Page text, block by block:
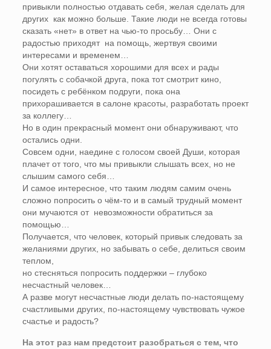
привыкли полностью отдавать себя, желая сделать для
других как можно больше. Такие люди не всегда готовы
сказать «нет» в ответ на чью-то просьбу… Они с
радостью приходят на помощь, жертвуя своими
интересами и временем…
Они хотят оставаться хорошими для всех и рады
погулять с собачкой друга, пока тот смотрит кино,
посидеть с ребёнком подруги, пока она
прихорашивается в салоне красоты, разработать проект
за коллегу…
Но в один прекрасный момент они обнаруживают, что
остались одни.
Совсем одни, наедине с голосом своей Души, которая
плачет от того, что мы привыкли слышать всех, но не
слышим самого себя…
И самое интересное, что таким людям самим очень
сложно попросить о чём-то и в самый трудный момент
они мучаются от невозможности обратиться за
помощью…
Получается, что человек, который привык следовать за
желаниями других, но забывать о себе, делиться своим
теплом,
но стесняться попросить поддержки – глубоко
несчастный человек…
А разве могут несчастные люди делать по-настоящему
счастливыми других, по-настоящему чувствовать чужое
счастье и радость?
На этот раз нам предстоит разобраться с тем, что